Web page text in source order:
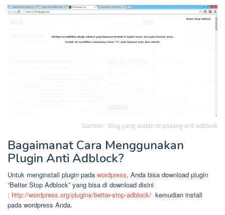
Gambar : Blog yang sudah di pasang anti adblock
Bagaimanat Cara Menggunakan
Plugin Anti Adblock?
Untuk menginstall plugin pada wordpress, Anda bisa download plugin
“Better Stop Adblock” yang bisa di download disini
: http://wordpress.org/plugins/better-stop-adblock/ kemudian install
pada wordpress Anda.